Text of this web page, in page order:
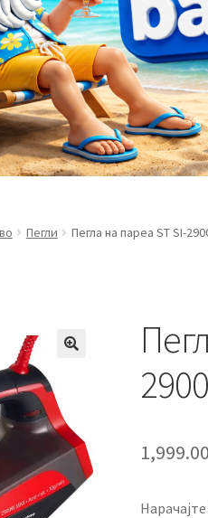
Пегли Пегла на пареа ST SI-
1,999.00